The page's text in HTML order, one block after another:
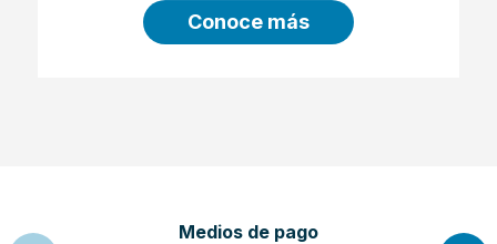
Conoce más
Medios de pago